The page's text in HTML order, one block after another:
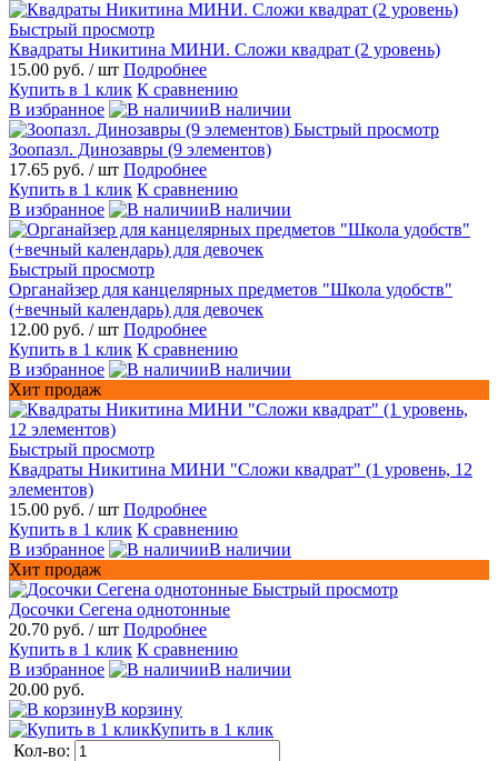
Быстрый просмотр
Квадраты Никитина МИНИ. Сложи квадрат (2 уровень)
15.00 руб. / шт Подробнее
Купить в 1 клик К сравнению
В избранное
В наличии
Быстрый просмотр
Зоопазл. Динозавры (9 элементов)
17.65 руб. / шт Подробнее
Купить в 1 клик К сравнению
В избранное
В наличии
Быстрый просмотр
Органайзер для канцелярных предметов "Школа удобств"
(+вечный календарь) для девочек
12.00 руб. / шт Подробнее
Купить в 1 клик К сравнению
В избранное
В наличии
Хит продаж
Быстрый просмотр
Квадраты Никитина МИНИ "Сложи квадрат" (1 уровень, 12
элементов)
15.00 руб. / шт Подробнее
Купить в 1 клик К сравнению
В избранное
В наличии
Хит продаж
Быстрый просмотр
Досочки Сегена однотонные
20.70 руб. / шт Подробнее
Купить в 1 клик К сравнению
В избранное
В наличии
20.00 руб.
В корзину
Купить в 1 клик
Кол-во: